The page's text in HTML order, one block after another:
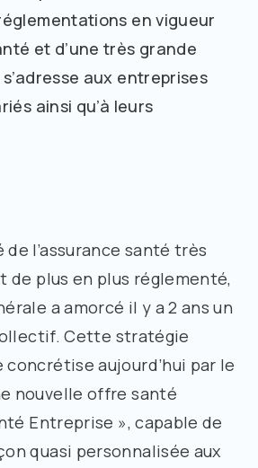
en vigueur
et d’une très grande
aux entreprises
ainsi qu’à leurs
de l’assurance santé très
plus en plus réglementé,
a amorcé il y a 2 ans un
Cette stratégie
aujourd’hui par le
nouvelle offre santé
Entreprise », capable de
quasi personnalisée aux